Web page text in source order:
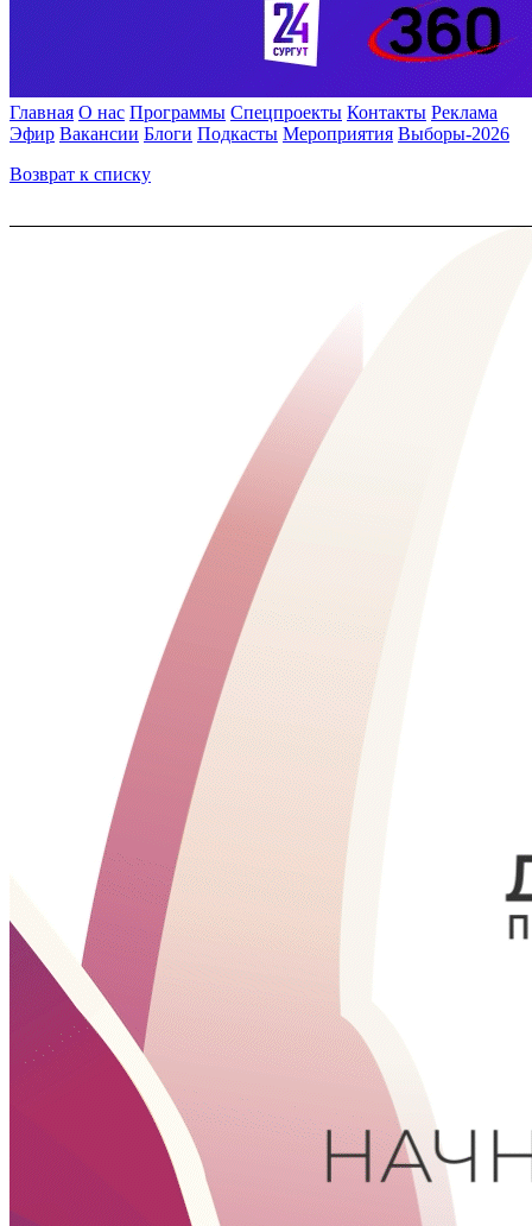
Главная О нас Программы Спецпроекты Контакты Реклама
Эфир Вакансии Блоги Подкасты Мероприятия Выборы-2026
Возврат к списку